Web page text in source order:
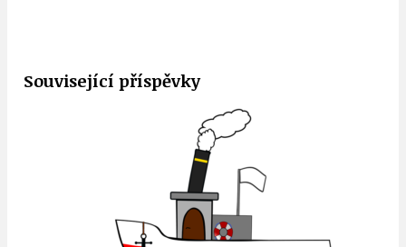
Související příspěvky